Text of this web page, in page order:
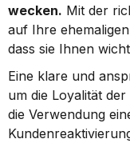
wecken. Mit der
auf Ihre
dass sie Ihnen
Eine klare und
um die Loyalität
die Verwendung